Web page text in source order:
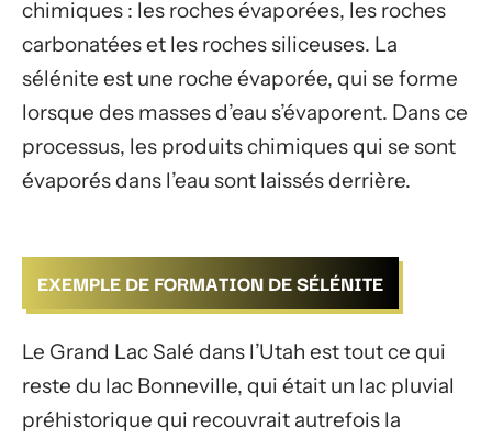
chimiques : les roches évaporées, les roches
carbonatées et les roches siliceuses. La
sélénite est une roche évaporée, qui se forme
lorsque des masses d’eau s’évaporent. Dans ce
processus, les produits chimiques qui se sont
évaporés dans l’eau sont laissés derrière.
EXEMPLE DE FORMATION DE SÉLÉNITE
Le Grand Lac Salé dans l’Utah est tout ce qui
reste du lac Bonneville, qui était un lac pluvial
préhistorique qui recouvrait autrefois la